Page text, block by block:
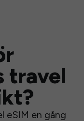
travel
eSIM en gång